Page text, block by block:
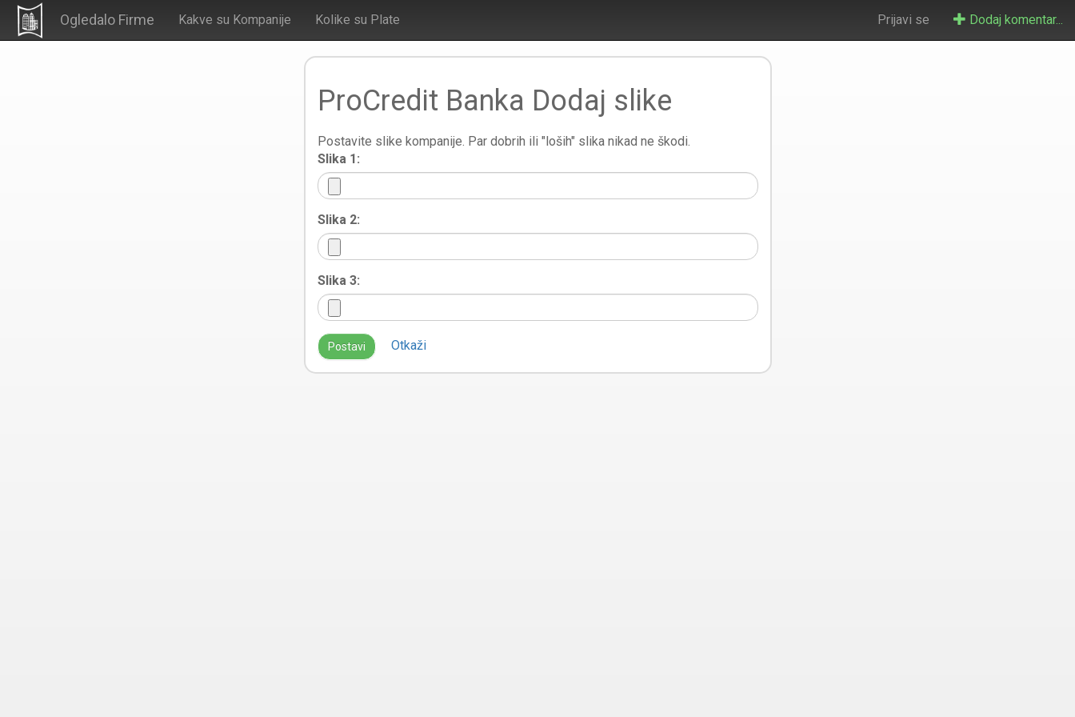
Ogledalo Firme Kakve su Kompanije Kolike su Plate Prijavi se Dodaj komentar...
ProCredit Banka Dodaj slike
Postavite slike kompanije. Par dobrih ili "loših" slika nikad ne škodi.
Slika 1:
Slika 2:
Slika 3:
Postavi Otkaži